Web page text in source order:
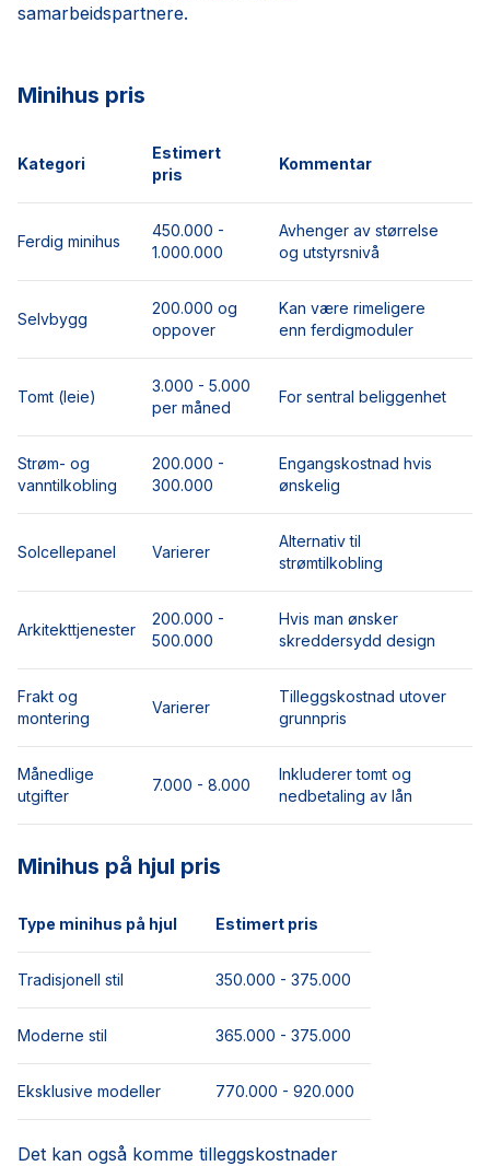
samarbeidspartnere.
Minihus pris
Kategori
Estimert
pris
Kommentar
Ferdig minihus
450.000 -
1.000.000
Avhenger av størrelse
og utstyrsnivå
Selvbygg
200.000 og
oppover
Kan være rimeligere
enn ferdigmoduler
Tomt (leie)
3.000 - 5.000
per måned
For sentral beliggenhet
Strøm- og
vanntilkobling
200.000 -
300.000
Engangskostnad hvis
ønskelig
Solcellepanel Varierer
Alternativ til
strømtilkobling
Arkitekttjenester
200.000 -
500.000
Hvis man ønsker
skreddersydd design
Frakt og
montering
Varierer
Tilleggskostnad utover
grunnpris
Månedlige
utgifter
7.000 - 8.000
Inkluderer tomt og
nedbetaling av lån
Minihus på hjul pris
Type minihus på hjul Estimert pris
Tradisjonell stil 350.000 - 375.000
Moderne stil 365.000 - 375.000
Eksklusive modeller 770.000 - 920.000
Det kan også komme tilleggskostnader